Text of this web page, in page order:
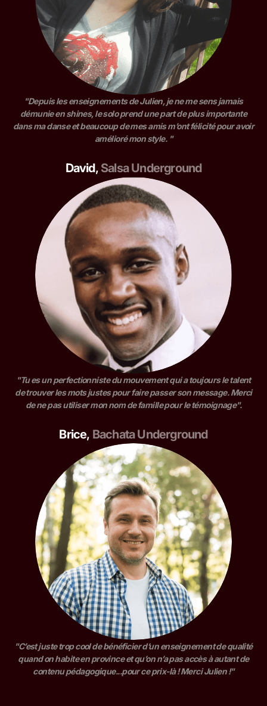
"Depuis les enseignements de Julien, je ne me sens jamais
démunie en shines, le solo prend une part de plus importante
dans ma danse et beaucoup de mes amis m’ont félicité pour avoir
amélioré mon style. "
David, Salsa Underground
"Tu es un perfectionniste du mouvement qui a toujours le talent
de trouver les mots justes pour faire passer son message. Merci
de ne pas utiliser mon nom de famille pour le témoignage".
Brice, Bachata Underground
"C’est juste trop cool de bénéficier d’un enseignement de qualité
quand on habite en province et qu’on n’a pas accès à autant de
contenu pédagogique...pour ce prix-là ! Merci Julien !"